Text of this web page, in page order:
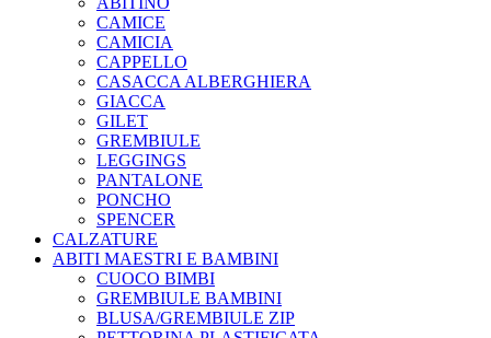
CAMICE
CAMICIA
CAPPELLO
CASACCA ALBERGHIERA
GIACCA
GILET
GREMBIULE
LEGGINGS
PANTALONE
PONCHO
SPENCER
CALZATURE
ABITI MAESTRI E BAMBINI
CUOCO BIMBI
GREMBIULE BAMBINI
BLUSA/GREMBIULE ZIP